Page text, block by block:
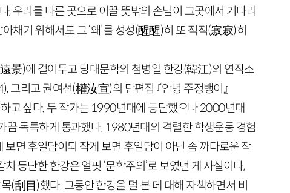
우리를 다른 곳으로 이끌 뜻밖의 손님이 그곳에서 기다리
채기 위해서도 그 ‘왜’를 성성(醒醒)히 또 적적(寂寂)히
遠景)에 걸어두고 당대문학의 첨병일 한강(韓江)의 연작소
), 그리고 권여선(權汝宣)의 단편집 『안녕 주정뱅이』
고 싶다. 두 작가는 1990년대에 등단했으나2000년대
끔 독특하게 통과했다. 1980년대의 격렬한 학생운동 경험
면 후일담이되 작게 보면 후일담이 아닌 좀 까다로운 작
치 등단한 한강은 얼핏 ‘문학주의’로 보였던 게 사실이다,
(刮目)했다. 그동안 한강을 덜 본 데 대해 자책하면서 비